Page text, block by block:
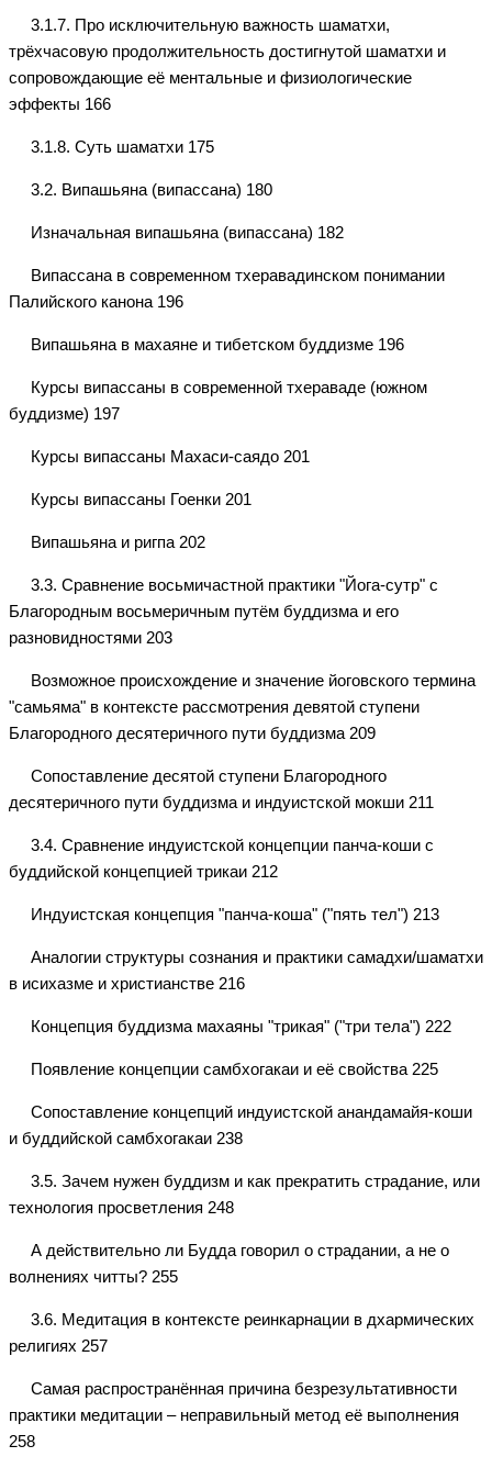
3.1.7. Про исключительную важность шаматхи,
трёхчасовую продолжительность достигнутой шаматхи и
сопровождающие её ментальные и физиологические
эффекты 166
3.1.8. Суть шаматхи 175
3.2. Випашьяна (випассана) 180
Изначальная випашьяна (випассана) 182
Випассана в современном тхеравадинском понимании
Палийского канона 196
Випашьяна в махаяне и тибетском буддизме 196
Курсы випассаны в современной тхераваде (южном
буддизме) 197
Курсы випассаны Махаси-саядо 201
Курсы випассаны Гоенки 201
Випашьяна и ригпа 202
3.3. Сравнение восьмичастной практики "Йога-сутр" с
Благородным восьмеричным путём буддизма и его
разновидностями 203
Возможное происхождение и значение йоговского термина
"самьяма" в контексте рассмотрения девятой ступени
Благородного десятеричного пути буддизма 209
Сопоставление десятой ступени Благородного
десятеричного пути буддизма и индуистской мокши 211
3.4. Сравнение индуистской концепции панча-коши с
буддийской концепцией трикаи 212
Индуистская концепция "панча-коша" ("пять тел") 213
Аналогии структуры сознания и практики самадхи/шаматхи
в исихазме и христианстве 216
Концепция буддизма махаяны "трикая" ("три тела") 222
Появление концепции самбхогакаи и её свойства 225
Сопоставление концепций индуистской анандамайя-коши
и буддийской самбхогакаи 238
3.5. Зачем нужен буддизм и как прекратить страдание, или
технология просветления 248
А действительно ли Будда говорил о страдании, а не о
волнениях читты? 255
3.6. Медитация в контексте реинкарнации в дхармических
религиях 257
Самая распространённая причина безрезультативности
практики медитации – неправильный метод её выполнения
258